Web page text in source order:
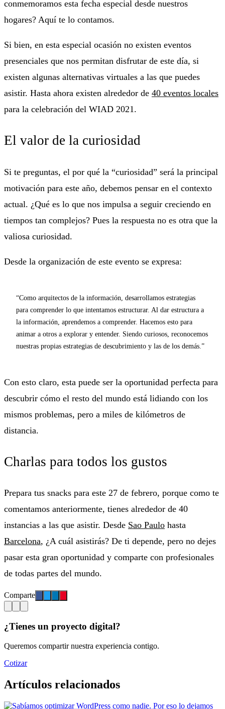
conmemoramos esta fecha especial desde nuestros
hogares? Aquí te lo contamos.
Si bien, en esta especial ocasión no existen eventos
presenciales que nos permitan disfrutar de este día, si
existen algunas alternativas virtuales a las que puedes
asistir. Hasta ahora existen alrededor de 40 eventos locales
para la celebración del WIAD 2021.
El valor de la curiosidad
Si te preguntas, el por qué la “curiosidad” será la principal
motivación para este año, debemos pensar en el contexto
actual. ¿Qué es lo que nos impulsa a seguir creciendo en
tiempos tan complejos? Pues la respuesta no es otra que la
valiosa curiosidad.
Desde la organización de este evento se expresa:
“Como arquitectos de la información, desarrollamos estrategias
para comprender lo que intentamos estructurar. Al dar estructura a
la información, aprendemos a comprender. Hacemos esto para
animar a otros a explorar y entender. Siendo curiosos, reconocemos
nuestras propias estrategias de descubrimiento y las de los demás.”
Con esto claro, esta puede ser la oportunidad perfecta para
descubrir cómo el resto del mundo está lidiando con los
mismos problemas, pero a miles de kilómetros de
distancia.
Charlas para todos los gustos
Prepara tus snacks para este 27 de febrero, porque como te
comentamos anteriormente, tienes alrededor de 40
instancias a las que asistir. Desde Sao Paulo hasta
Barcelona, ¿A cuál asistirás? De ti depende, pero no dejes
pasar esta gran oportunidad y comparte con profesionales
de todas partes del mundo.
Comparte
¿Tienes un proyecto digital?
Queremos compartir nuestra experiencia contigo.
Cotizar
Artículos relacionados